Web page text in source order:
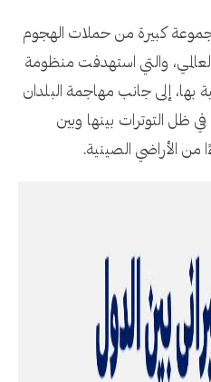
كبيرة من حملات الهجوم
والتي استهدفت منظومة
بها، إلى جانب مهاجمة البلدان
ظل التوترات بينها وبين
من الأراضي الصينية.